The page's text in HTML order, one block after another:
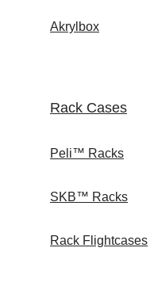
Akrylbox
Rack Cases
Peli™ Racks
SKB™ Racks
Rack Flightcases